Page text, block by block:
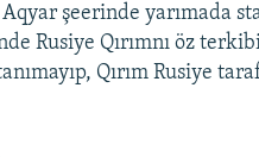
şeerinde yarımada
Rusiye Qırımnı öz
Qırım Rusiye